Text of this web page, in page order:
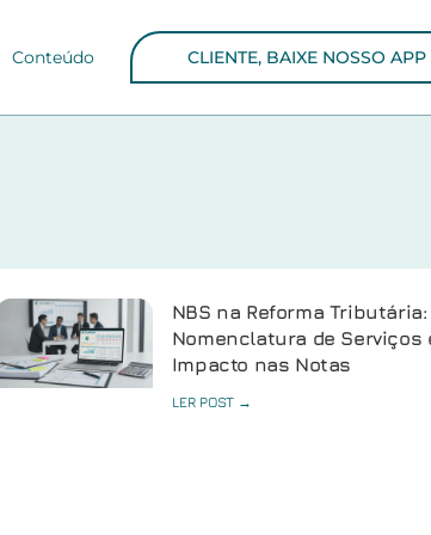
Conteúdo CLIENTE, BAIXE NOSSO APP
NBS na Reforma Tributária:
Nomenclatura de Serviços
Impacto nas Notas
LER POST →